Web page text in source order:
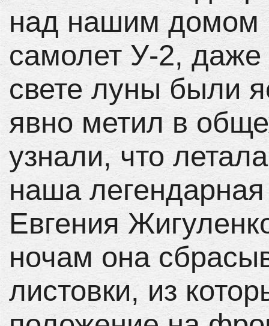
над нашим домом
самолет У-2, даже
свете луны были
явно метил в
узнали, что
наша
Евгения
ночам она
листовки, из